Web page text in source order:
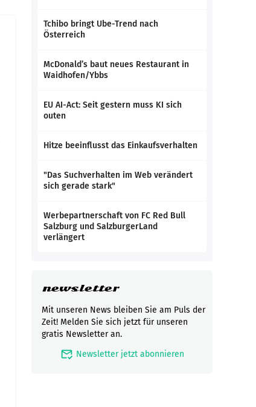
Tchibo bringt Ube-Trend nach
Österreich
McDonald’s baut neues Restaurant in
Waidhofen/Ybbs
EU AI-Act: Seit gestern muss KI sich
outen
Hitze beeinflusst das Einkaufsverhalten
"Das Suchverhalten im Web verändert
sich gerade stark"
Werbepartnerschaft von FC Red Bull
Salzburg und SalzburgerLand
verlängert
newsletter
Mit unseren News bleiben Sie am Puls der
Zeit! Melden Sie sich jetzt für unseren
gratis Newsletter an.
mark_email_read Newsletter jetzt abonnieren